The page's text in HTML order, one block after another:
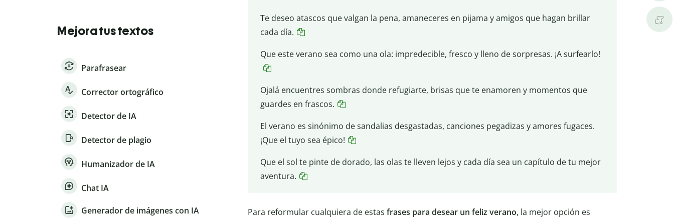
Te deseo atascos que valgan la pena, amaneceres en pijama y amigos que hagan brillar
cada día.
Que este verano sea como una ola: impredecible, fresco y lleno de sorpresas. ¡A surfearlo!
Ojalá encuentres sombras donde refugiarte, brisas que te enamoren y momentos que
guardes en frascos.
El verano es sinónimo de sandalias desgastadas, canciones pegadizas y amores fugaces.
¡Que el tuyo sea épico!
Que el sol te pinte de dorado, las olas te lleven lejos y cada día sea un capítulo de tu mejor
aventura.
Para reformular cualquiera de estas frases para desear un feliz verano, la mejor opción es
Mejora tus textos
Parafrasear
Corrector ortográfico
Detector de IA
Detector de plagio
Humanizador de IA
Chat IA
Generador de imágenes con IA